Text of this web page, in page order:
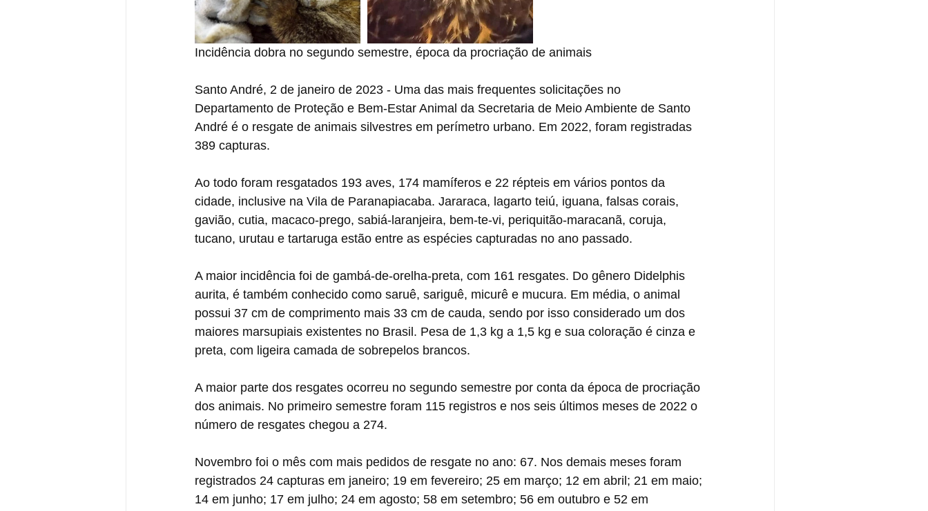
Incidência dobra no segundo semestre, época da procriação de animais
Santo André, 2 de janeiro de 2023 - Uma das mais frequentes solicitações no
Departamento de Proteção e Bem-Estar Animal da Secretaria de Meio Ambiente de Santo
André é o resgate de animais silvestres em perímetro urbano. Em 2022, foram registradas
389 capturas.
Ao todo foram resgatados 193 aves, 174 mamíferos e 22 répteis em vários pontos da
cidade, inclusive na Vila de Paranapiacaba. Jararaca, lagarto teiú, iguana, falsas corais,
gavião, cutia, macaco-prego, sabiá-laranjeira, bem-te-vi, periquitão-maracanã, coruja,
tucano, urutau e tartaruga estão entre as espécies capturadas no ano passado.
A maior incidência foi de gambá-de-orelha-preta, com 161 resgates. Do gênero Didelphis
aurita, é também conhecido como saruê, sariguê, micurê e mucura. Em média, o animal
possui 37 cm de comprimento mais 33 cm de cauda, sendo por isso considerado um dos
maiores marsupiais existentes no Brasil. Pesa de 1,3 kg a 1,5 kg e sua coloração é cinza e
preta, com ligeira camada de sobrepelos brancos.
A maior parte dos resgates ocorreu no segundo semestre por conta da época de procriação
dos animais. No primeiro semestre foram 115 registros e nos seis últimos meses de 2022 o
número de resgates chegou a 274.
Novembro foi o mês com mais pedidos de resgate no ano: 67. Nos demais meses foram
registrados 24 capturas em janeiro; 19 em fevereiro; 25 em março; 12 em abril; 21 em maio;
14 em junho; 17 em julho; 24 em agosto; 58 em setembro; 56 em outubro e 52 em